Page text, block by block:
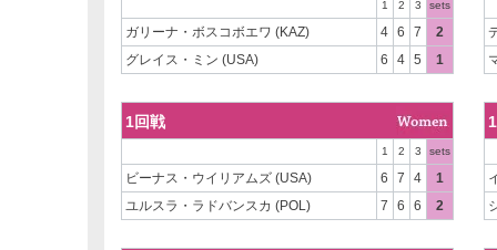
1 2 3 sets
ガリーナ・ボスコボエワ (KAZ) 4 6 7
2
グレイス・ミン (USA)
6 4 5 1
1回戦
1 2 3 sets
ビーナス・ウイリアムズ (USA) 6 7 4
1
ユルスラ・ラドバンスカ (POL)
7 6 6 2